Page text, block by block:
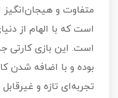
متفاوت و هیجان‌انگیز
است که با الهام از
بوده و با اضافه شدن
تجربه‌ای تازه و